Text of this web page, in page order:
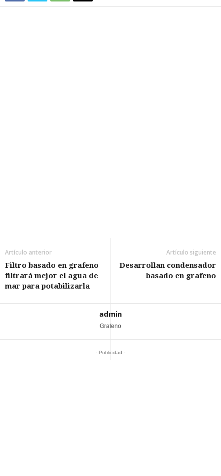
Artículo anterior
Filtro basado en grafeno
filtrará mejor el agua de
mar para potabilizarla
Artículo siguiente
Desarrollan condensador
basado en grafeno
admin
Grafeno
- Publicidad -